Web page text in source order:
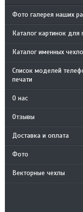
Фото галерея наших
Каталог картинок для
Каталог именных
Список моделей
печати
О нас
Отзывы
Доставка и оплата
Фото
Векторные чехлы